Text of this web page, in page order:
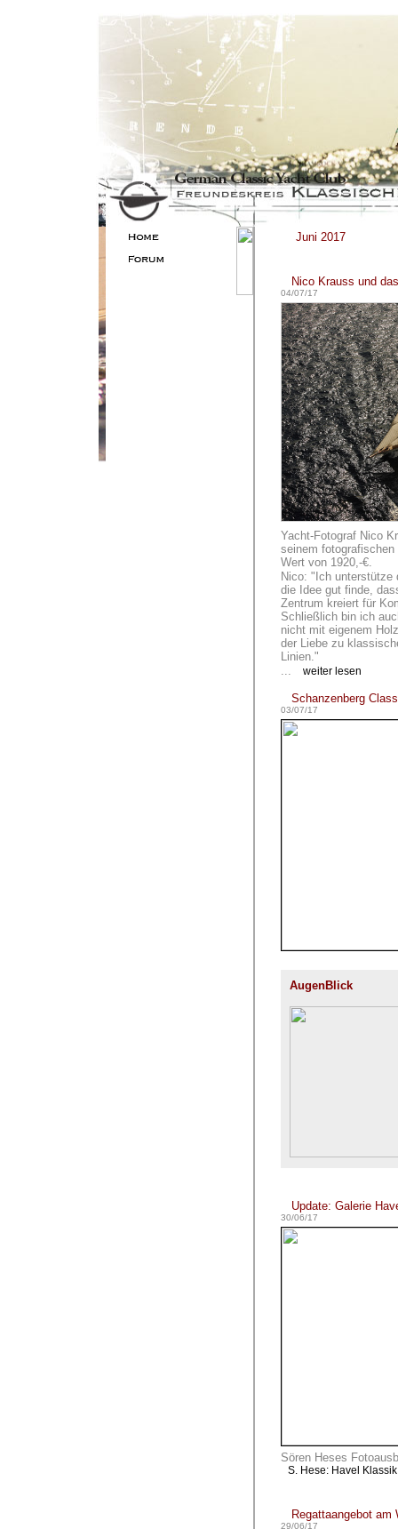
Juni 2017
Nico Krauss und
04/07/17
Yacht-Fotograf Nico
seinem
Wert von 1920,-€.
Nico: "Ich unterstütze
die Idee gut finde,
Zentrum kreiert für
Schließlich bin ich
nicht mit eigenem
der Liebe zu
Linien."
...
weiter lesen
Schanzenberg
03/07/17
AugenBlick
Update: Galerie
30/06/17
Sören Heses
S. Hese: Havel
Regattaangebot am
29/06/17